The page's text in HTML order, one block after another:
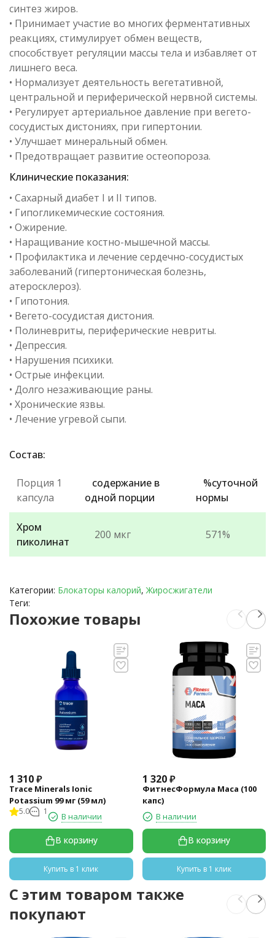
синтез жиров.
• Принимает участие во многих ферментативных
реакциях, стимулирует обмен веществ,
способствует регуляции массы тела и избавляет от
лишнего веса.
• Нормализует деятельность вегетативной,
центральной и периферической нервной системы.
• Регулирует артериальное давление при вегето-
сосудистых дистониях, при гипертонии.
• Улучшает минеральный обмен.
• Предотвращает развитие остеопороза.
Клинические показания:
• Сахарный диабет I и II типов.
• Гипогликемические состояния.
• Ожирение.
• Наращивание костно-мышечной массы.
• Профилактика и лечение сердечно-сосудистых
заболеваний (гипертоническая болезнь,
атеросклероз).
• Гипотония.
• Вегето-сосудистая дистония.
• Полиневриты, периферические невриты.
• Депрессия.
• Нарушения психики.
• Острые инфекции.
• Долго незаживающие раны.
• Хронические язвы.
• Лечение угревой сыпи.
Состав:
Порция 1
капсула
содержание в
одной порции
%суточной
нормы
Хром
пиколинат
200 мкг 571%
Категории: Блокаторы калорий,Жиросжигатели
Теги:
Похожие товары
1 310₽
Trace Minerals Ionic
Potassium 99 мг (59 мл)
5.0 1 В наличии
В корзину
Купить в 1 клик
1 320 ₽
ФитнесФормула Maca (100
капс)
В наличии
В корзину
Купить в 1 клик
C этим товаром также
покупают